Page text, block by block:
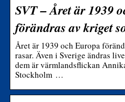
SVT – Året är 1939
förändras av kriget
Året är 1939 och Europa
rasar. Även i Sverige ändras
dem är värmlandsflickan
Stockholm …